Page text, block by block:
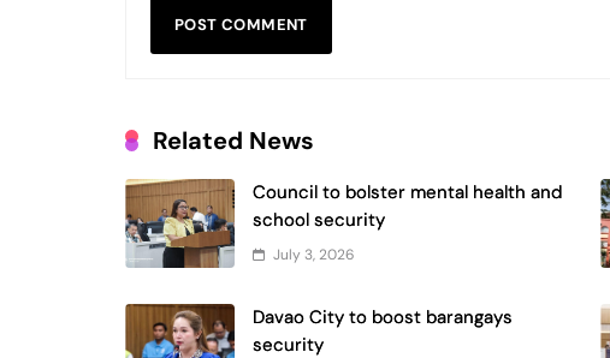
Related News
Council to bolster mental health and
school security
July 3, 2026
Davao City to boost barangays
security